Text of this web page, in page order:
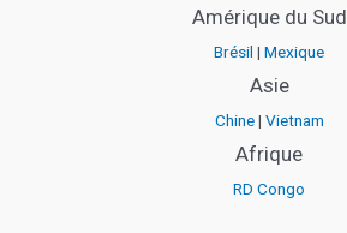
Amérique du Sud
Brésil | Mexique
Asie
Chine| Vietnam
Afrique
RD Congo